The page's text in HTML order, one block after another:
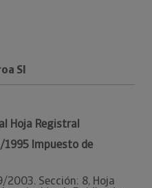
Sl
Hoja Registral
1995 Impuesto de
Sección: 8, Hoja